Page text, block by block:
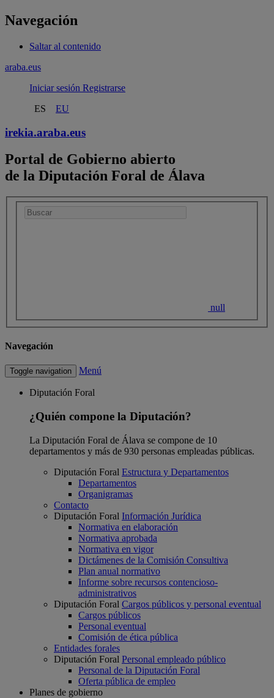
Navegación
Saltar al contenido
araba.eus
Iniciar sesión Registrarse
ES
EU
irekia.araba.eus
Portal de Gobierno abierto
de la Diputación Foral de Álava
null
Navegación
Toggle navigation Menú
Diputación Foral
¿Quién compone la Diputación?
La Diputación Foral de Álava se compone de 10
departamentos y más de 930 personas empleadas públicas.
Diputación Foral Estructura y Departamentos
Departamentos
Organigramas
Contacto
Diputación Foral Información Jurídica
Normativa en elaboración
Normativa aprobada
Normativa en vigor
Dictámenes de la Comisión Consultiva
Plan anual normativo
Informe sobre recursos contencioso-
administrativos
Diputación Foral Cargos públicos y personal eventual
Cargos públicos
Personal eventual
Comisión de ética pública
Entidades forales
Diputación Foral Personal empleado público
Personal de la Diputación Foral
Oferta pública de empleo
Planes de gobierno